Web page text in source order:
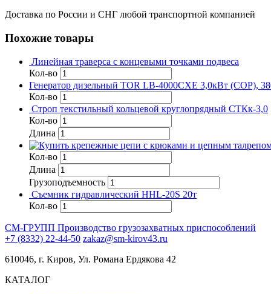
Доставка по России и СНГ любой транспортной компанией
Похожие товары
Линейная траверса с концевыми точками подвеса
Кол-во
Генератор дизельный TOR LB-4000CXE 3,0кВт (COP),
Кол-во
Строп текстильный кольцевой круглопрядный СТКк-3,0
Кол-во
Длина
Кол-во
Длина
Грузоподъемность
Съемник гидравлический HHL-20S 20т
Кол-во
СМ-ГРУПП Производство грузозахватных приспособлений
+7 (8332) 22-44-50 zakaz@sm-kirov43.ru
610046, г. Киров, Ул. Романа Ердякова 42
КАТАЛОГ